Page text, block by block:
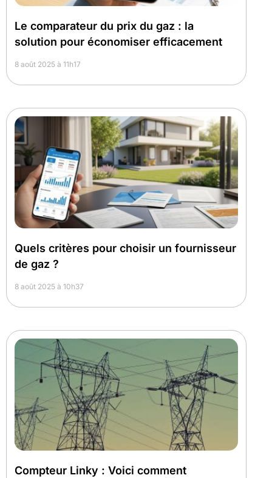
Le comparateur du prix du gaz : la
solution pour économiser efficacement
8 août 2025 à 11h17
Quels critères pour choisir un fournisseur
de gaz ?
8 août 2025 à 10h37
Compteur Linky : Voici comment